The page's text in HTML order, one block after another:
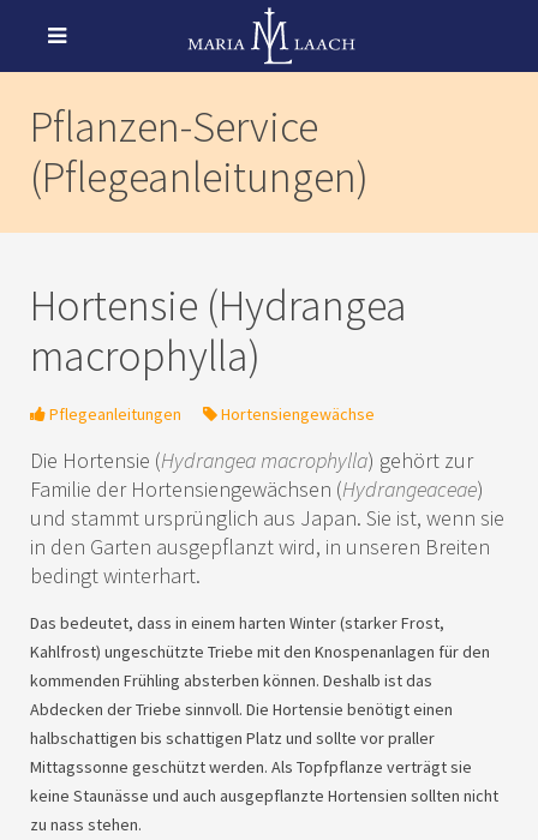
Pflanzen-Service
(Pflegeanleitungen)
Hortensie (Hydrangea
macrophylla)
Pflegeanleitungen Hortensiengewächse
Die Hortensie (Hydrangea macrophylla) gehört zur
Familie der Hortensiengewächsen (Hydrangeaceae)
und stammt ursprünglich aus Japan. Sie ist, wenn sie
in den Garten ausgepflanzt wird, in unseren Breiten
bedingt winterhart.
Das bedeutet, dass in einem harten Winter (starker Frost,
Kahlfrost) ungeschützte Triebe mit den Knospenanlagen für den
kommenden Frühling absterben können. Deshalb ist das
Abdecken der Triebe sinnvoll. Die Hortensie benötigt einen
halbschattigen bis schattigen Platz und sollte vor praller
Mittagssonne geschützt werden. Als Topfpflanze verträgt sie
keine Staunässe und auch ausgepflanzte Hortensien sollten nicht
zu nass stehen.